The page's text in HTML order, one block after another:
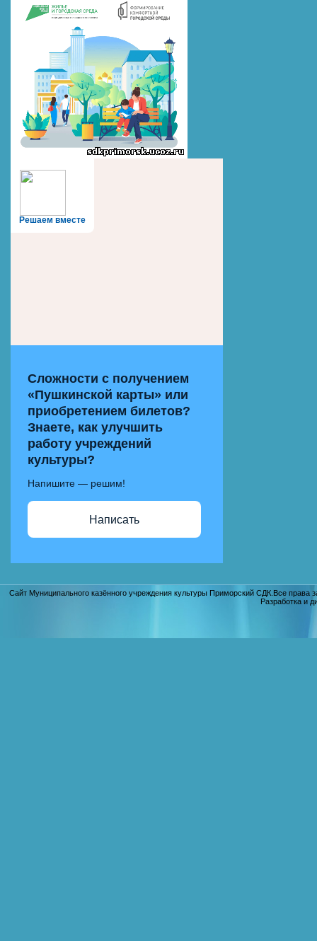
Решаем вместе
Сложности с получением
«Пушкинской карты» или
приобретением билетов?
Знаете, как улучшить
работу учреждений
культуры?
Напишите — решим!
Написать
Сайт Муниципального казённого учреждения культуры Приморский СДК.Все
Разработка и